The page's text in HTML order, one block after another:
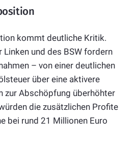
kommt deutliche Kritik.
Linken und des BSW fordern
– von einer deutlichen
über eine aktivere
zur Abschöpfung überhöhter
die zusätzlichen Profite
bei rund 21 Millionen Euro